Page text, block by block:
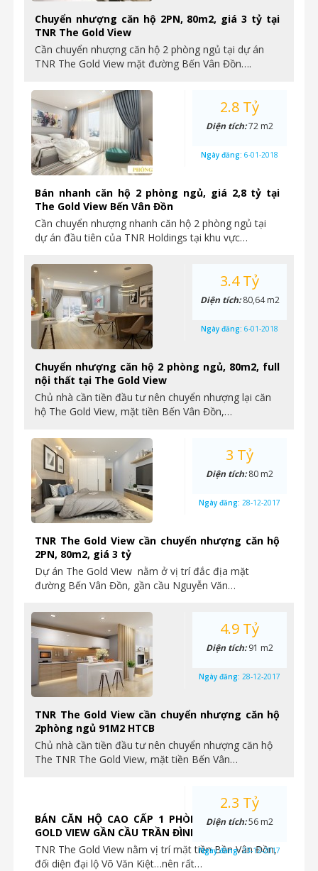
Chuyển nhượng căn hộ 2PN, 80m2, giá 3 tỷ tại
TNR The Gold View
Cần chuyển nhượng căn hộ 2 phòng ngủ tại dự án
TNR The Gold View mặt đường Bến Vân Đồn….
Bán nhanh căn hộ 2 phòng ngủ, giá 2,8 tỷ tại
The Gold View Bến Vân Đồn
Cần chuyển nhượng nhanh căn hộ 2 phòng ngủ tại
dự án đầu tiên của TNR Holdings tại khu vực…
2.8 Tỷ
Diện tích:72 m2
Ngày đăng: 6-01-2018
Chuyển nhượng căn hộ 2 phòng ngủ, 80m2, full
nội thất tại The Gold View
Chủ nhà cần tiền đầu tư nên chuyển nhượng lại căn
hộ The Gold View, mặt tiền Bến Vân Đồn,…
3.4 Tỷ
Diện tích:80,64 m2
Ngày đăng: 6-01-2018
TNR The Gold View cần chuyển nhượng căn hộ
2PN, 80m2, giá 3 tỷ
Dự án The Gold View nằm ở vị trí đắc địa mặt
đường Bến Vân Đồn, gần cầu Nguyễn Văn…
3 Tỷ
Diện tích:80 m2
Ngày đăng: 28-12-2017
TNR The Gold View cần chuyển nhượng căn hộ
2phòng ngủ 91M2 HTCB
Chủ nhà cần tiền đầu tư nên chuyển nhượng căn hộ
The TNR The Gold View, mặt tiền Bến Vân…
4.9 Tỷ
Diện tích:91 m2
Ngày đăng: 28-12-2017
BÁN CĂN HỘ CAO CẤP 1 PHÒNG NGỦ TẠI THE
GOLD VIEW GẦN CẦU TRẦN ĐÌNH XU
TNR The Gold View nằm vị trí mặt tiền Bền Vân Đồn,
đối diện đại lộ Võ Văn Kiệt…nên rất…
2.3 Tỷ
Diện tích:56 m2
Ngày đăng:23-12-2017